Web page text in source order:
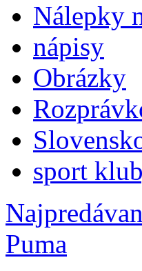
Nálepky
nápisy
Obrázky
sport
Puma